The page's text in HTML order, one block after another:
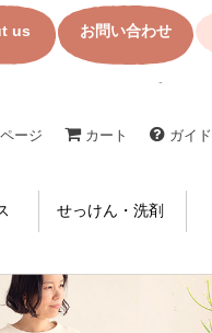
us お問い合わせ
ージ カート ガイド
せっけん・洗剤